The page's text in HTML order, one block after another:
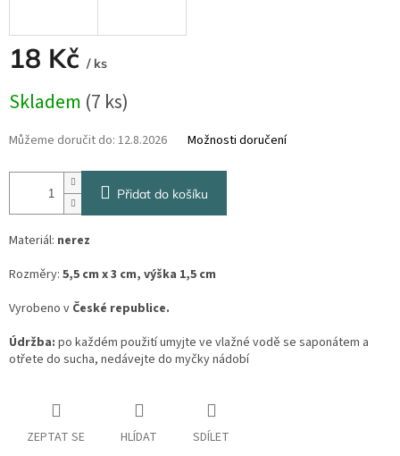
18 Kč / ks
cena:
Skladem (7 ks)
Můžeme doručit do: 12.8.2026 Možnosti doručení
Přidat do košíku
Materiál: nerez
Rozměry: 5,5 cm x 3 cm, výška 1,5 cm
Vyrobeno v České republice.
Údržba: po každém použití umyjte ve vlažné vodě se saponátem a
otřete do sucha, nedávejte do myčky nádobí
ZEPTAT SE HLÍDAT SDÍLET